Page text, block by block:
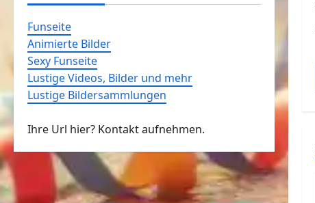
Funseite
Animierte Bilder
Sexy Funseite
Lustige Videos, Bilder und mehr
Lustige Bildersammlungen
Ihre Url hier? Kontakt aufnehmen.